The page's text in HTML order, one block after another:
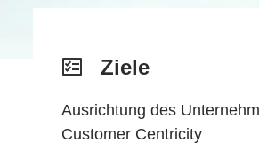
Ziele
Ausrichtung des
Customer Centricity